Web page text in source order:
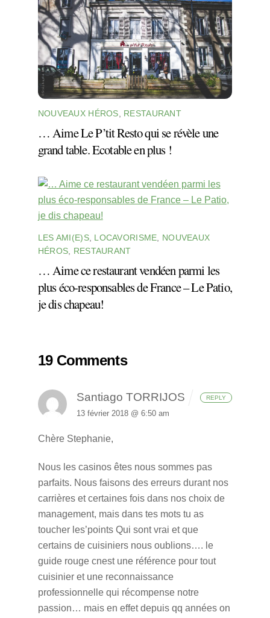
NOUVEAUX HÉROS RESTAURANT
… Aime Le P’tit Resto qui se révèle une
grand table. Ecotable en plus !
LES AMI(E)S, LOCAVORISME, NOUVEAUX
HÉROS, RESTAURANT
… Aime ce restaurant vendéen parmi les
plus éco-responsables de France – Le Patio,
je dis chapeau!
19 Comments
Santiago TORRIJOS
13 février 2018 @ 6:50 am
Chère Stephanie,
Nous les casinos êtes nous sommes pas
parfaits. Nous faisons des erreurs durant nos
carrières et certaines fois dans nos choix de
management, mais dans tes mots tu as
toucher les’points Qui sont vrai et que
certains de cuisiniers nous oublions…. le
guide rouge cnest une référence pour tout
cuisinier et une reconnaissance
professionnelle qui récompense notre
passion… mais en effet depuis qq années on
REPLY